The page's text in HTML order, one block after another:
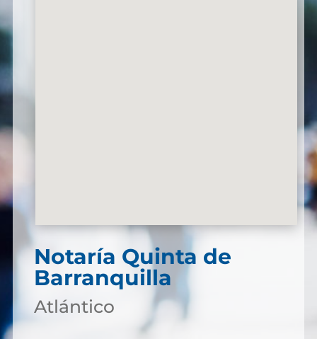
Notaría Quinta de
Barranquilla
Atlántico